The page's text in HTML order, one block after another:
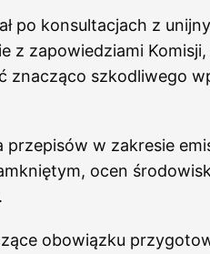
po konsultacjach z
z zapowiedziami
szkodliwego
w zakresie
ocen
obowiązku